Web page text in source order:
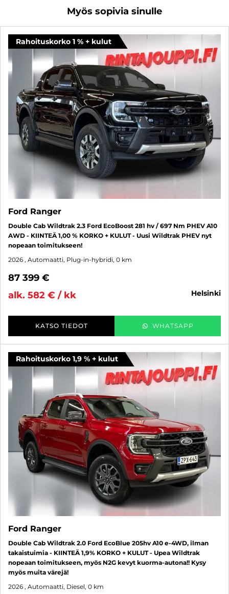
Myös sopivia sinulle
Rahoituskorko 1 % + kulut
Ford Ranger
Double Cab Wildtrak 2.3 Ford EcoBoost 281 hv / 697 Nm PHEV A10
AWD - KIINTEÄ 1,00 % KORKO + KULUT - Uusi Wildtrak PHEV nyt
nopeaan toimitukseen!
2026 , Automaatti, Plug-in-hybridi, 0 km
87 399 €
alk. 582 € / kk
helsinki
KATSO TIEDOT WHATSAPP
Rahoituskorko 1,9 % + kulut
Ford Ranger
Double Cab Wildtrak 2.0 Ford EcoBlue 205hv A10 e-4WD, ilman
takaistuimia - KIINTEÄ 1,9% KORKO + KULUT - Upea Wildtrak
nopeaan toimitukseen, myös N2G kevyt kuorma-autona!! Kysy
myös muita värejä!
2026 , Automaatti, Diesel, 0 km